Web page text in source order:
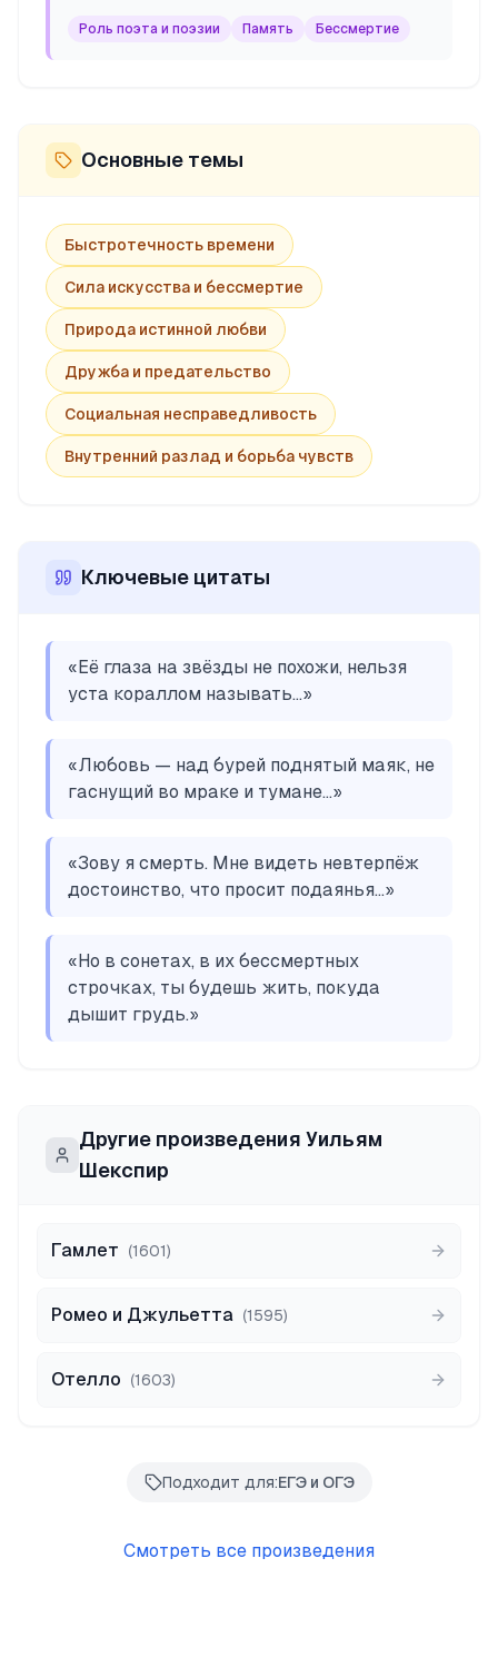
Роль поэта и поэзии Память Бессмертие
Основные темы
Быстротечность времени
Сила искусства и бессмертие
Природа истинной любви
Дружба и предательство
Социальная несправедливость
Внутренний разлад и борьба чувств
Ключевые цитаты
«Её глаза на звёзды не похожи, нельзя
уста кораллом называть...»
«Любовь — над бурей поднятый маяк, не
гаснущий во мраке и тумане...»
«Зову я смерть. Мне видеть невтерпёж
достоинство, что просит подаянья...»
«Но в сонетах, в их бессмертных
строчках, ты будешь жить, покуда
дышит грудь.»
Другие произведенияУильям
Шекспир
Гамлет (1601)
Ромео и Джульетта (1595)
Отелло (1603)
Подходит для:ЕГЭ и ОГЭ
Смотреть все произведения